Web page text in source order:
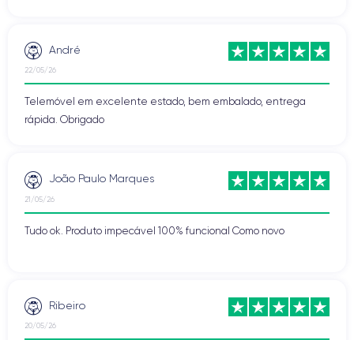
André
22/05/26
Telemóvel em excelente estado, bem embalado, entrega
rápida. Obrigado
João Paulo Marques
21/05/26
Tudo ok. Produto impecável 100% funcional Como novo
Ribeiro
20/05/26